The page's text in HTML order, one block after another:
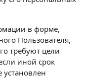
в форме,
Пользователя,
требуют цели
иной срок